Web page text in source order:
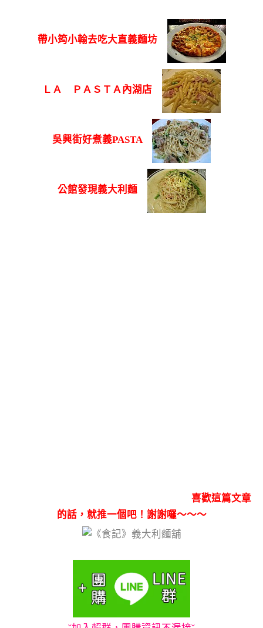
帶小筠小翰去吃大直義麵坊
ＬＡ ＰＡＳＴＡ內湖店
吳興街好煮義PASTA
公館發現義大利麵
喜歡這篇文章
的話，就推一個吧！謝謝囉～～～